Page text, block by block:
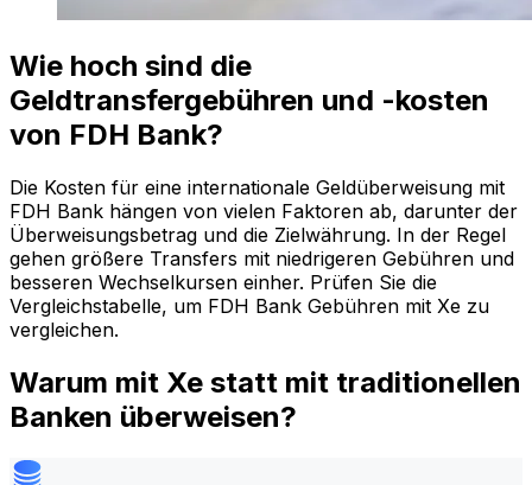
Wie hoch sind die
Geldtransfergebühren und -kosten
von FDH Bank?
Die Kosten für eine internationale Geldüberweisung mit
FDH Bank hängen von vielen Faktoren ab, darunter der
Überweisungsbetrag und die Zielwährung. In der Regel
gehen größere Transfers mit niedrigeren Gebühren und
besseren Wechselkursen einher. Prüfen Sie die
Vergleichstabelle, um FDH Bank Gebühren mit Xe zu
vergleichen.
Warum mit Xe statt mit traditionellen
Banken überweisen?